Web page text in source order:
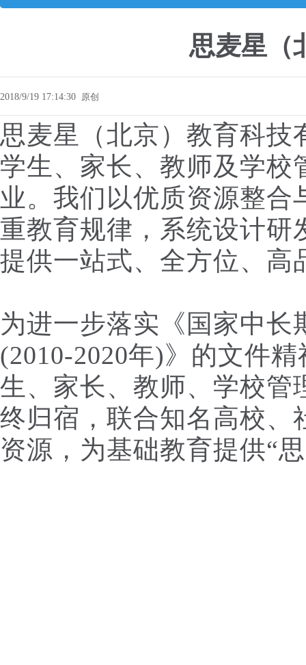
思麦星（
2018/9/19 17:14:30 原创
思麦星（北京）教育科技
学生、家长、教师及学校
业。我们以优质资源整
重教育规律，系统设计研
提供一站式、全方位、高
为进一步落实《国家中
(2010-2020年)》的文件
生、家长、教师、学校管
终归宿，联合知名高校、
资源，为基础教育提供“